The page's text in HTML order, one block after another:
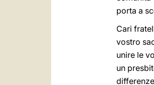
porta a
Cari
vostro
unire le
un